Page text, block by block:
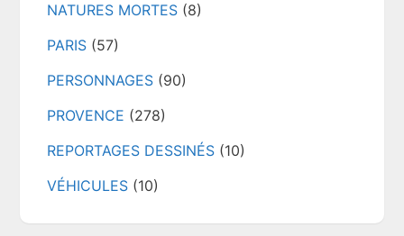
NATURES MORTES (8)
PARIS (57)
PERSONNAGES (90)
PROVENCE (278)
REPORTAGES DESSINÉS (10)
VÉHICULES (10)